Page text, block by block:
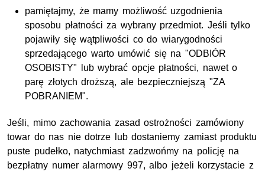
pamiętajmy, że mamy możliwość uzgodnienia
sposobu płatności za wybrany przedmiot. Jeśli tylko
pojawiły się wątpliwości co do wiarygodności
sprzedającego warto umówić się na "ODBIÓR
OSOBISTY" lub wybrać opcje płatności, nawet o
parę złotych droższą, ale bezpieczniejszą "ZA
POBRANIEM".
Jeśli, mimo zachowania zasad ostrożności zamówiony
towar do nas nie dotrze lub dostaniemy zamiast produktu
puste pudełko, natychmiast zadzwońmy na policję na
bezpłatny numer alarmowy 997, albo jeżeli korzystacie z